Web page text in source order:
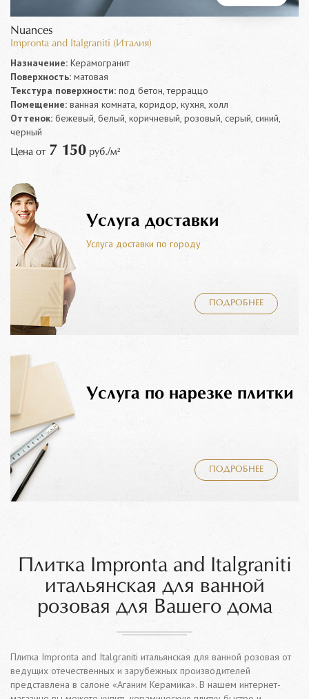
Nuances
Impronta and Italgraniti (Италия)
Назначение: Керамогранит
Поверхность: матовая
Текстура поверхности: под бетон, терраццо
Помещение: ванная комната, коридор, кухня, холл
Оттенок: бежевый, белый, коричневый, розовый, серый, синий,
черный
Цена от 7 150 руб./м²
Услуга доставки
Услуга доставки по городу
ПОДРОБНЕЕ
Услуга по нарезке плитки
ПОДРОБНЕЕ
Плитка Impronta and Italgraniti
итальянская для ванной
розовая для Вашего дома
Плитка Impronta and Italgraniti итальянская для ванной розовая от
ведущих отечественных и зарубежных производителей
представлена в салоне «Аганим Керамика». В нашем интернет-